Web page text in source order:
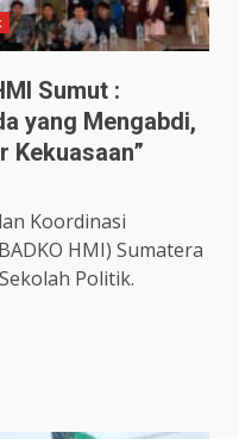
Sumut :
yang Mengabdi,
Kekuasaan”
Koordinasi
HMI) Sumatera
Politik.